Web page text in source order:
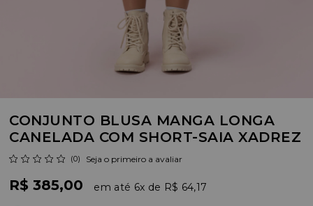
CONJUNTO BLUSA MANGA LONGA
CANELADA COM SHORT-SAIA XADREZ
(0) Seja o primeiro a avaliar
R$ 385,00 6x R$ 64,17